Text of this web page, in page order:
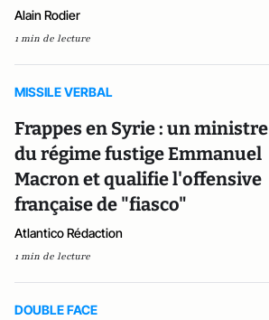
Alain Rodier
1 min de lecture
MISSILE VERBAL
Frappes en Syrie : un ministre
du régime fustige Emmanuel
Macron et qualifie l'offensive
française de "fiasco"
Atlantico Rédaction
1 min de lecture
DOUBLE FACE